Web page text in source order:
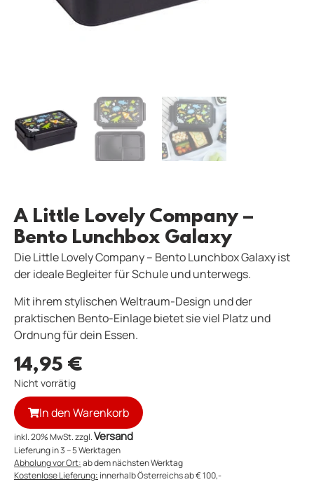
A Little Lovely Company –
Bento Lunchbox Galaxy
Die Little Lovely Company – Bento Lunchbox Galaxy ist
der ideale Begleiter für Schule und unterwegs.
Mit ihrem stylischen Weltraum-Design und der
praktischen Bento-Einlage bietet sie viel Platz und
Ordnung für dein Essen.
14,95 €
Nicht vorrätig
In den Warenkorb
inkl. 20% MwSt. zzgl.Versand
Lieferung in 3 – 5 Werktagen
Abholung vor Ort:ab dem nächsten Werktag
Kostenlose Lieferung: innerhalb Österreichs ab € 100,-